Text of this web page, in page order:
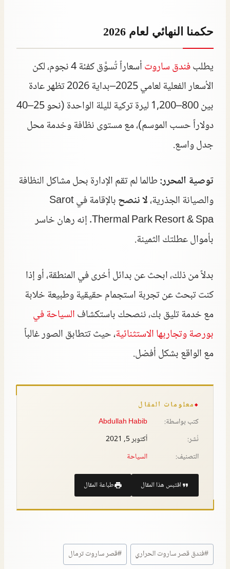
حكمنا النهائي لعام 2026
يطلبفندق ساروت
أسعاراً تُسوَّق كفئة 4 نجوم، لكن
الأسعار الفعلية لعامي 2025–بداية 2026 تظهر عادة
بين 800–1,200 ليرة تركية لليلة الواحدة (نحو 25–40
دولاراً حسب الموسم)، مع مستوى نظافة وخدمة محل
جدل واسع.
توصية المحرر:طالما لم تقم الإدارة بحل مشاكل النظافة
والصيانة الجذرية،لا ننصح
بالإقامة في Sarot
Thermal Park Resort & Spa. إنه رهان خاسر
بأموال عطلتك الثمينة.
بدلاً من ذلك، ابحث عن بدائل أخرى في المنطقة، أو إذا
كنت تبحث عن تجربة استجمام حقيقية وطبيعة خلابة
مع خدمة تليق بك، ننصحك باستكشافالسياحة في
بورصة وتجاربها الاستثنائية، حيث تتطابق الصور غالباً
مع الواقع بشكل أفضل.
معلومات المقال
كتب بواسطة:
Abdullah Habib
نُشر:
أكتوبر 5, 2021
التصنيف:
السياحة
اقتبس هذا المقال طباعة المقال
#فندق قصر ساروت الحراري #قصر ساروت ترمال